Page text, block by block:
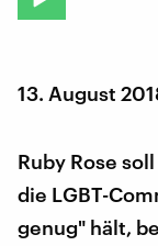
13. August
Ruby Rose
die LGBT-
genug" hält,